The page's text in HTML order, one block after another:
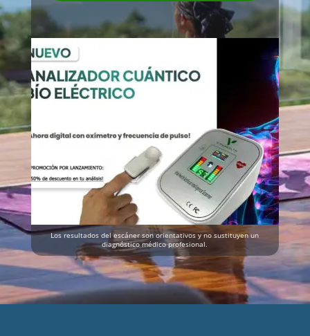
Los resultados del escáner son orientativos y no sustituyen un
diagnóstico médico profesional.